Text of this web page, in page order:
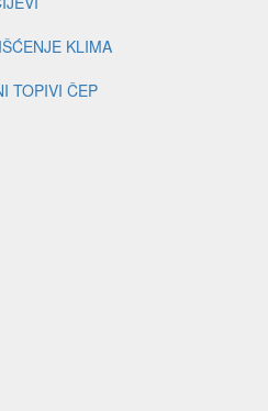
KLIMA
TOPIVI ČEP